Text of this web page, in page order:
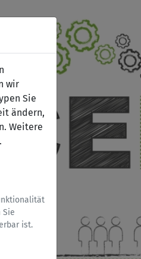
wir
Sie
ändern,
Weitere
.
Sie
ist.